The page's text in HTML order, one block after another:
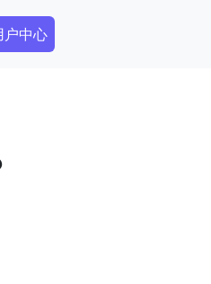
Menu
户中心